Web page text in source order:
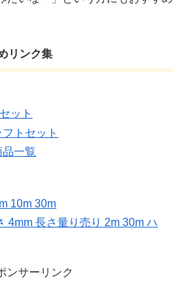
リンク集
ット
トセット
一覧
10m 30m
4mm 長さ量り売り 2m 30m ハ
ンサーリンク